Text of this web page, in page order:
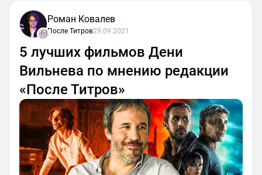
Роман Ковалев
После Титров29.09.2021
5 лучших фильмов Дени
Вильнева по мнению редакции
«После Титров»